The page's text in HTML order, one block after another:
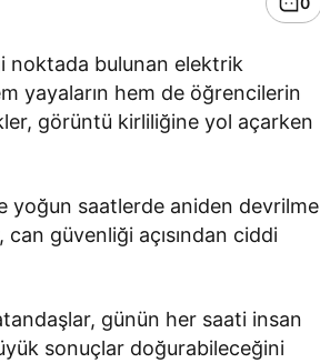
noktada bulunan elektrik
yayaların hem de öğrencilerin
görüntü kirliliğine yol açarken
yoğun saatlerde aniden devrilme
güvenliği açısından ciddi
günün her saati insan
sonuçlar doğurabileceğini